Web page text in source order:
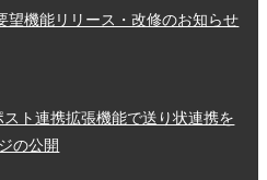
望機能リリース・改修のお知らせ
スト連携拡張機能で送り状連携を
の公開